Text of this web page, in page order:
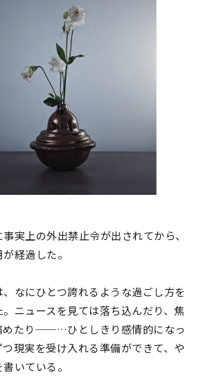
実上の外出禁止令が出されてから、
経過した。
なにひとつ誇れるような過ごし方を
ニュースを見ては落ち込んだり、焦
めたり──…ひとしきり感情的になっ
現実を受け入れる準備ができて、や
いている。